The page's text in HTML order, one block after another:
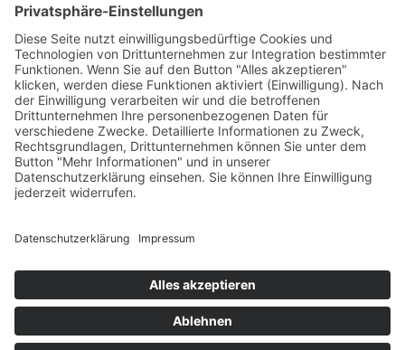
Verband elektronische Rechnung (VeR)
Schackstraße 2
80539 München
+49 (0)89 954 57 54 68 (Mo-Do)
sekretariat@verband-e-rechnung.org
Jetzt
Mitglied
werden